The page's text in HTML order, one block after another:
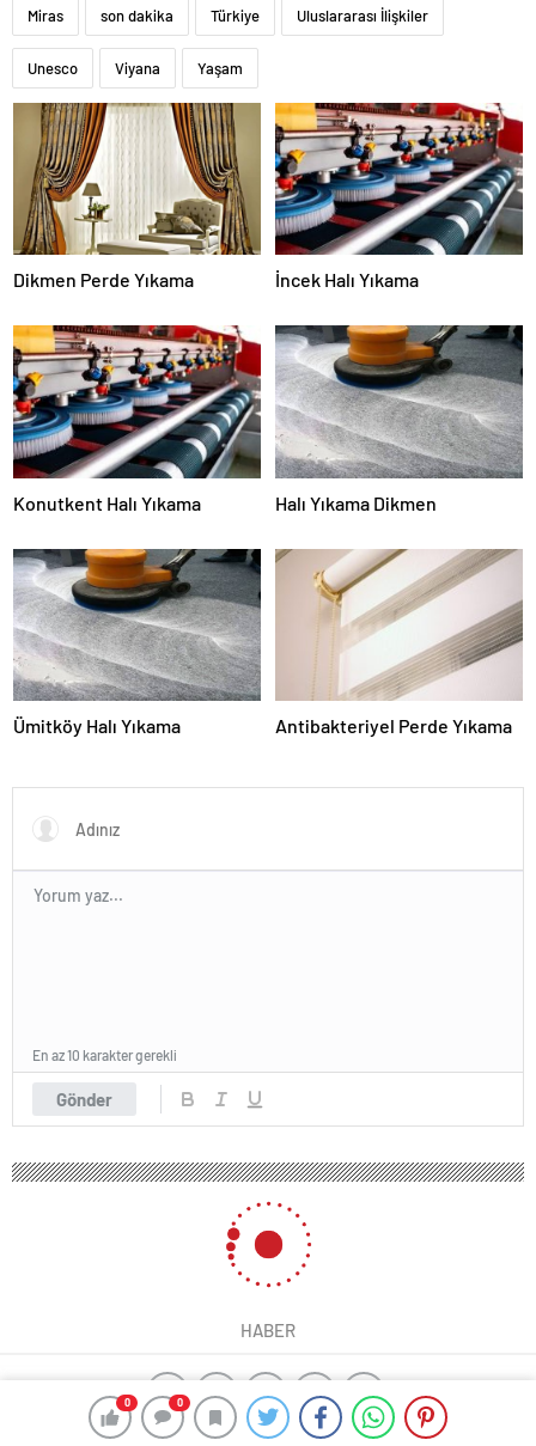
0 0
Miras son dakika Türkiye Uluslararası İlişkiler
Unesco Viyana Yaşam
Dikmen Perde Yıkama İncek Halı Yıkama
Konutkent Halı Yıkama Halı Yıkama Dikmen
Ümitköy Halı Yıkama Antibakteriyel Perde Yıkama
Gönder
En az 10 karakter gerekli
HABER